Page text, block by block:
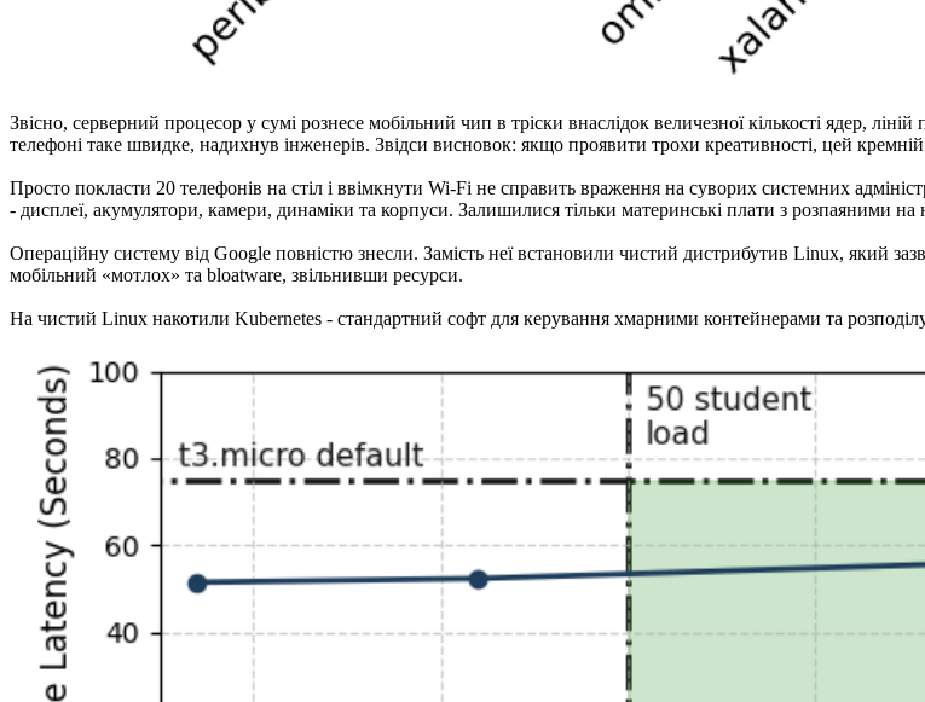
Звісно, серверний процесор у сумі рознесе мобільний чип в тріски внаслідок величезної кількості ядер,
телефоні таке швидке, надихнув інженерів. Звідси висновок: якщо проявити трохи креативності, цей
Просто покласти 20 телефонів на стіл і ввімкнути Wi-Fi не справить враження на суворих системних
- дисплеї, акумулятори, камери, динаміки та корпуси. Залишилися тільки материнські плати з розпаяними
Операційну систему від Google повністю знесли. Замість неї встановили чистий дистрибутив Linux, який
мобільний «мотлох» та bloatware, звільнивши ресурси.
На чистий Linux накотили Kubernetes - стандартний софт для керування хмарними контейнерами та